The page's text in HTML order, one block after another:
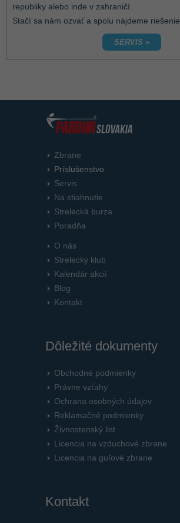
republiky alebo inde v zahraničí.
Stačí sa nám ozvať a spolu nájdeme riešenie.
SERVIS »
Zbrane
Príslušenstvo
Servis
Na stiahnutie
Strelecká burza
Poradňa
O nás
Strelecký klub
Kalendár akcií
Blog
Kontakt
Dôležité dokumenty
Obchodné podmienky
Právne vzťahy
Ochrana osobných údajov
Reklamačné podmienky
Živnostenský list
Licencia na vzduchové zbrane
Licencia na guľové zbrane
Kontakt